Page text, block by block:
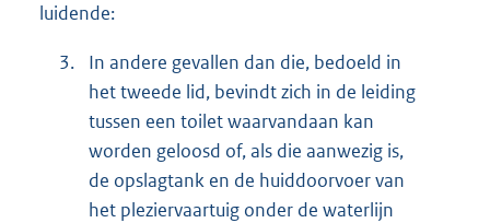
luidende:
3.
In andere gevallen dan die, bedoeld in
het tweede lid, bevindt zich in de leiding
tussen een toilet waarvandaan kan
worden geloosd of, als die aanwezig is,
de opslagtank en de huiddoorvoer van
het pleziervaartuig onder de waterlijn